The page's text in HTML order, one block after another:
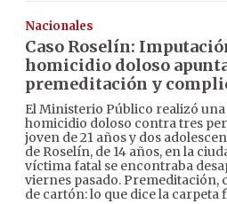
Nacionales
Caso Roselín:
homicidio doloso
premeditación y
El Ministerio Público realizó
homicidio doloso contra tres
joven de 21 años y dos
de Roselín, de 14 años, en la
víctima fatal se encontraba
viernes pasado. Premeditación,
de cartón: lo que dice la carpeta